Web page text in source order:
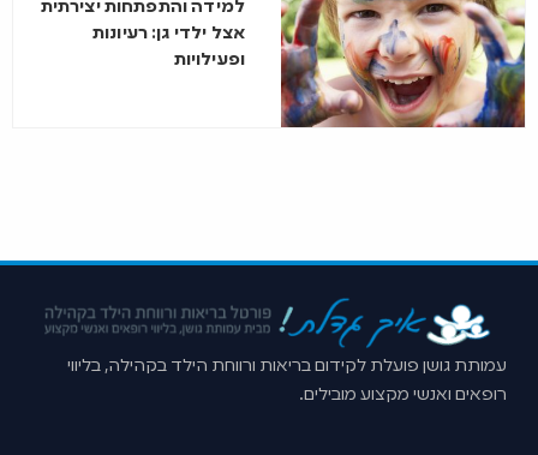
למידה והתפתחות יצירתית
אצל ילדי גן: רעיונות
ופעילויות
עמותת גושן פועלת לקידום בריאות ורווחת הילד בקהילה, בליווי
רופאים ואנשי מקצוע מובילים.